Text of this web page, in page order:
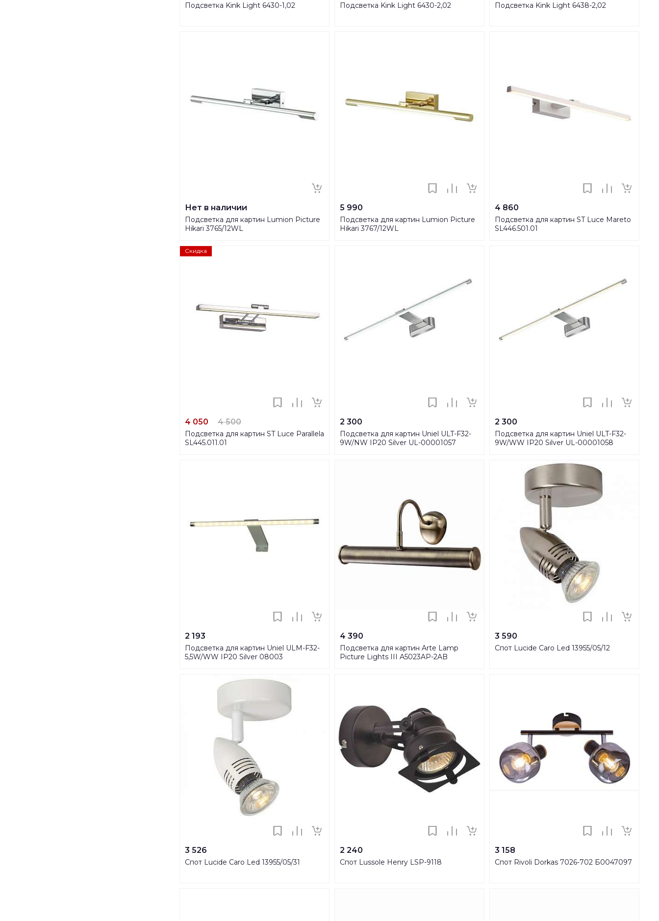
Подсветка Kink Light 6430-1,02 Подсветка Kink Light 6430-2,02 Подсветка Kink Light 6438-2,02
Нет в наличии
Подсветка для картин Lumion Picture
Hikari 3765/12WL
5 990
Подсветка для картин Lumion Picture
Hikari 3767/12WL
4 860
Подсветка для картин ST Luce Mareto
SL446.501.01
Скидка
4 050 4 500
Подсветка для картин ST Luce Parallela
SL445.011.01
2 300
Подсветка для картин Uniel ULT-F32-
9W/NW IP20 Silver UL-00001057
2 300
Подсветка для картин Uniel ULT-F32-
9W/WW IP20 Silver UL-00001058
2 193
Подсветка для картин Uniel ULM-F32-
5,5W/WW IP20 Silver 08003
4 390
Подсветка для картин Arte Lamp
Picture Lights III A5023AP-2AB
3 590
Спот Lucide Caro Led 13955/05/12
3 526
Спот Lucide Caro Led 13955/05/31
2 240
Спот Lussole Henry LSP-9118
3 158
Спот Rivoli Dorkas 7026-702 Б0047097